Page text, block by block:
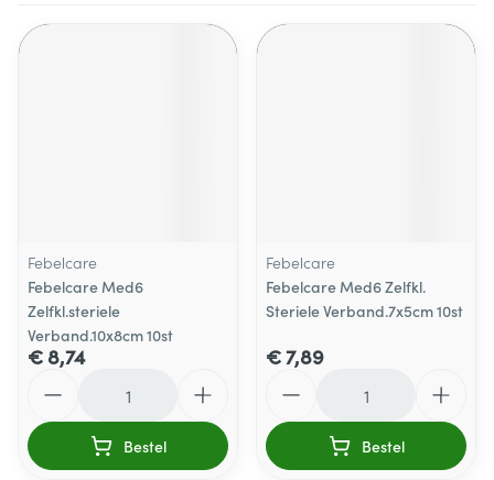
Febelcare
Febelcare Med6
Zelfkl.steriele
Verband.10x8cm 10st
€ 8,74
Bestel
Febelcare
Febelcare Med6 Zelfkl.
Steriele Verband.7x5cm 10st
€ 7,89
Bestel